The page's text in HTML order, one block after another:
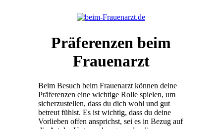
Präferenzen beim
Frauenarzt
Beim Besuch beim Frauenarzt können deine
Präferenzen eine wichtige Rolle spielen, um
sicherzustellen, dass du dich wohl und gut
betreut fühlst. Es ist wichtig, dass du deine
Vorlieben offen ansprichst, sei es in Bezug auf